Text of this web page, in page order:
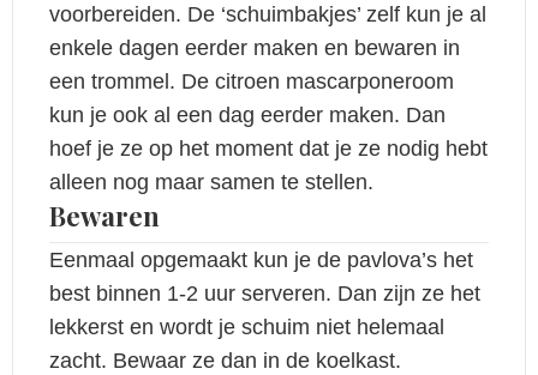
voorbereiden. De ‘schuimbakjes’ zelf kun je al
enkele dagen eerder maken en bewaren in
een trommel. De citroen mascarponeroom
kun je ook al een dag eerder maken. Dan
hoef je ze op het moment dat je ze nodig hebt
alleen nog maar samen te stellen.
Bewaren
Eenmaal opgemaakt kun je de pavlova’s het
best binnen 1-2 uur serveren. Dan zijn ze het
lekkerst en wordt je schuim niet helemaal
zacht. Bewaar ze dan in de koelkast.